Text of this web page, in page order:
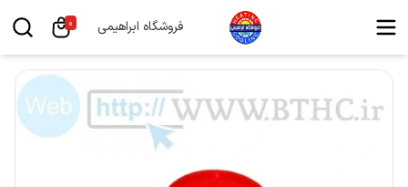
فروشگاه ابراهیمی 0